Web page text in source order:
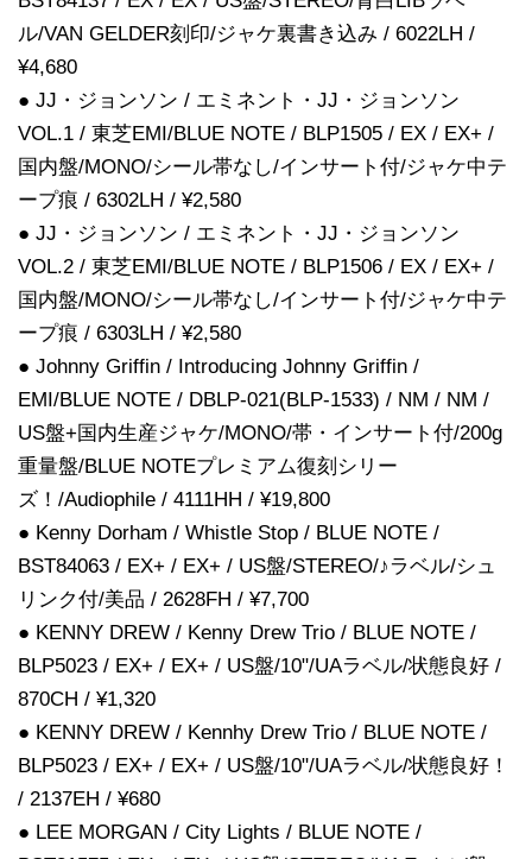
ル/VAN GELDER刻印/ジャケ裏書き込み / 6022LH /
¥4,680
● JJ・ジョンソン / エミネント・JJ・ジョンソン
VOL.1 / 東芝EMI/BLUE NOTE / BLP1505 / EX / EX+ /
国内盤/MONO/シール帯なし/インサート付/ジャケ中テ
ープ痕 / 6302LH / ¥2,580
● JJ・ジョンソン / エミネント・JJ・ジョンソン
VOL.2 / 東芝EMI/BLUE NOTE / BLP1506 / EX / EX+ /
国内盤/MONO/シール帯なし/インサート付/ジャケ中テ
ープ痕 / 6303LH / ¥2,580
● Johnny Griffin / Introducing Johnny Griffin /
EMI/BLUE NOTE / DBLP-021(BLP-1533) / NM / NM /
US盤+国内生産ジャケ/MONO/帯・インサート付/200g
重量盤/BLUE NOTEプレミアム復刻シリー
ズ！/Audiophile / 4111HH / ¥19,800
● Kenny Dorham / Whistle Stop / BLUE NOTE /
BST84063 / EX+ / EX+ / US盤/STEREO/♪ラベル/シュ
リンク付/美品 / 2628FH / ¥7,700
● KENNY DREW / Kenny Drew Trio / BLUE NOTE /
BLP5023 / EX+ / EX+ / US盤/10"/UAラベル/状態良好 /
870CH / ¥1,320
● KENNY DREW / Kennhy Drew Trio / BLUE NOTE /
BLP5023 / EX+ / EX+ / US盤/10"/UAラベル/状態良好！
/ 2137EH / ¥680
● LEE MORGAN / City Lights / BLUE NOTE /